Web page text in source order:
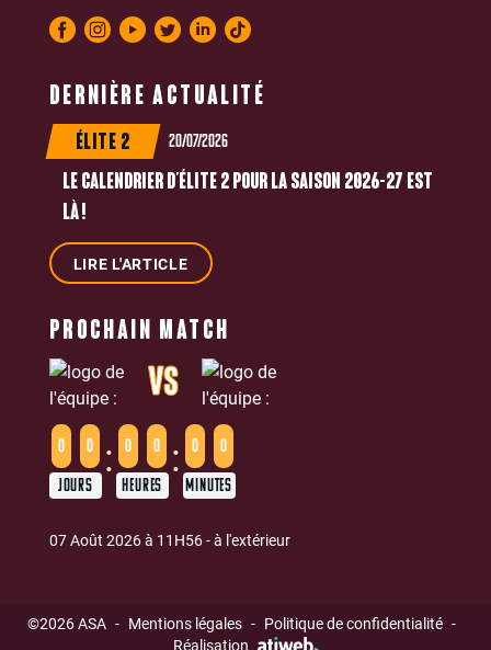
DERNIÈRE ACTUALITÉ
ÉLITE 2 20/07/2026
LE CALENDRIER D’ÉLITE 2 POUR LA SAISON 2026-27 EST
LÀ !
LIRE L'ARTICLE
PROCHAIN MATCH
0 0
JOURS
: 0 0
HEURES
: 0 0
MINUTES
VS
07 Août 2026 à 11H56 - à l'extérieur
©2026 ASA - Mentions légales - Politique de confidentialité -
Réalisation